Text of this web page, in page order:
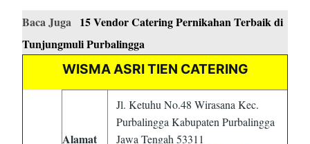
Baca Juga
15 Vendor Catering Pernikahan Terbaik di
Tunjungmuli Purbalingga
WISMA ASRI TIEN CATERING
Alamat
Jl. Ketuhu No.48 Wirasana Kec.
Purbalingga Kabupaten Purbalingga
Jawa Tengah 53311